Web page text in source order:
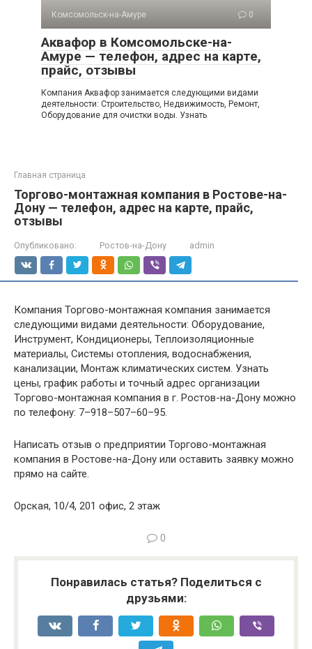
Комсомольск-на-Амуре 0
Аквафор в Комсомольске-на-
Амуре — телефон, адрес на карте,
прайс, отзывы
Компания Аквафор занимается следующими видами
деятельности: Строительство, Недвижимость, Ремонт,
Оборудование для очистки воды. Узнать
Главная страница
Торгово-монтажная компания в Ростове-на-
Дону — телефон, адрес на карте, прайс,
отзывы
Опубликовано: Ростов-на-Дону admin
Компания Торгово-монтажная компания занимается
следующими видами деятельности: Оборудование,
Инструмент, Кондиционеры, Теплоизоляционные
материалы, Системы отопления, водоснабжения,
канализации, Монтаж климатических систем. Узнать
цены, график работы и точный адрес организации
Торгово-монтажная компания в г. Ростов-на-Дону можно
по телефону: 7–918–507–60–95.
Написать отзыв о предприятии Торгово-монтажная
компания в Ростове-на-Дону или оставить заявку можно
прямо на сайте.
Орская, 10/4, 201 офис, 2 этаж
0
Понравилась статья? Поделиться с
друзьями: